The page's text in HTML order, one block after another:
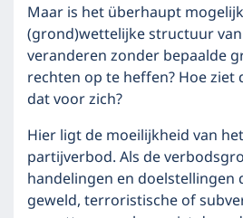
Maar is het überhaupt
(grond)wettelijke structuur
veranderen zonder bepaalde
rechten op te heffen? Hoe ziet
dat voor zich?
Hier ligt de moeilijkheid van
partijverbod. Als de
handelingen en doelstellingen
geweld, terroristische of